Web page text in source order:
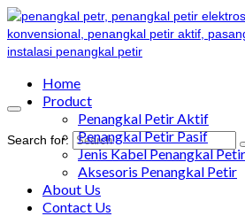
Search for:
Home
Product
Penangkal Petir Aktif
Penangkal Petir Pasif
Jenis Kabel Penangkal Petir
Aksesoris Penangkal Petir
About Us
Contact Us